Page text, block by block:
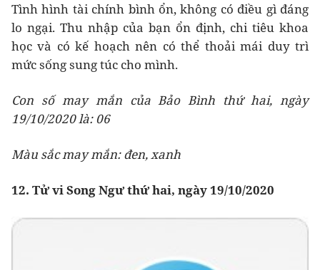
Tình hình tài chính bình ổn, không có điều gì đáng
lo ngại. Thu nhập của bạn ổn định, chi tiêu khoa
học và có kế hoạch nên có thể thoải mái duy trì
mức sống sung túc cho mình.
Con số may mắn của Bảo Bình thứ hai, ngày
19/10/2020 là: 06
Màu sắc may mắn: đen, xanh
12. Tử vi Song Ngư thứ hai, ngày 19/10/2020